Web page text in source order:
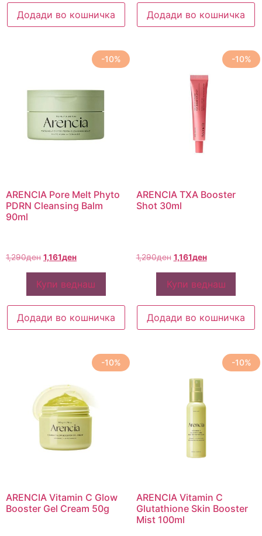
Додади во кошничка Додади во кошничка
-10%
ARENCIA Pore Melt Phyto
PDRN Cleansing Balm
90ml
1,290ден 1,161ден
Купи веднаш
Додади во кошничка
-10%
ARENCIA TXA Booster
Shot 30ml
1,290ден 1,161ден
Купи веднаш
Додади во кошничка
-10%
ARENCIA Vitamin C Glow
Booster Gel Cream 50g
-10%
ARENCIA Vitamin C
Glutathione Skin Booster
Mist 100ml